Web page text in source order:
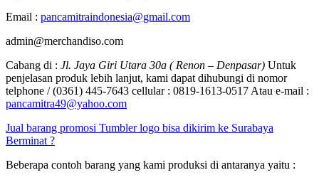
Email : pancamitraindonesia@gmail.com
admin@merchandiso.com
Cabang di : Jl. Jaya Giri Utara 30a ( Renon – Denpasar) Untuk
penjelasan produk lebih lanjut, kami dapat dihubungi di nomor
telphone / (0361) 445-7643 cellular : 0819-1613-0517 Atau e-mail :
pancamitra49@yahoo.com
Jual barang promosi Tumbler logo bisa dikirim ke Surabaya
Berminat ?
Beberapa contoh barang yang kami produksi di antaranya yaitu :